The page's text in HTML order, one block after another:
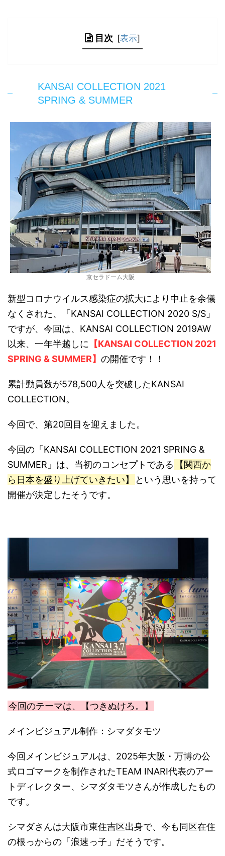
目次 [表示]
KANSAI COLLECTION 2021
SPRING & SUMMER
京セラドーム大阪
新型コロナウイルス感染症の拡大により中止を余儀
なくされた、「KANSAI COLLECTION 2020 S/S」
ですが、今回は、 KANSAI COLLECTION 2019AW
以来、一年半越しに 【KANSAI COLLECTION 2021
SPRING & SUMMER】 の開催です！！
累計動員数が578,500人を突破したKANSAI
COLLECTION。
今回で、第20回目を迎えました。
今回の「 KANSAI COLLECTION 2021 SPRING &
SUMMER」は、 当初のコンセプトである
【関西か
ら日本を盛り上げていきたい】
という思いを持って
開催が決定したそうです。
今回のテーマは、【つきぬけろ。】
メインビジュアル制作：シマダタモツ
今回メインビジュアルは、2025年大阪・万博の公
式ロゴマークを制作されたTEAM INARI代表のアー
トディレクター、シマダタモツさんが作成したもの
です。
シマダさんは大阪市東住吉区出身で、今も同区在住
の根っからの「浪速っ子」だそうです。